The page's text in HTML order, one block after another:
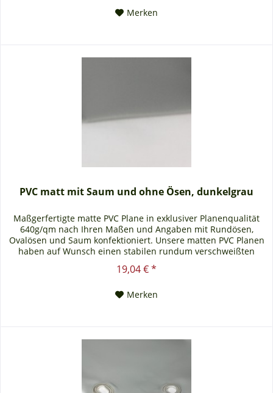
Merken
PVC matt mit Saum und ohne Ösen, dunkelgrau
Maßgerfertigte matte PVC Plane in exklusiver Planenqualität
640g/qm nach Ihren Maßen und Angaben mit Rundösen,
Ovalösen und Saum konfektioniert. Unsere matten PVC Planen
haben auf Wunsch einen stabilen rundum verschweißten
matte PVC Plane lässt sich bei uns mit verzinkten Ösen oder
19,04 € *
Merken